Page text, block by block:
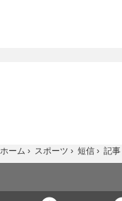
ホーム › スポーツ › 短信 › 記事